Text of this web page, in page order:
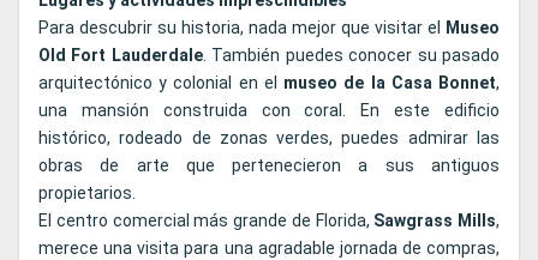
Para descubrir su historia, nada mejor que visitar el
Museo
Old Fort Lauderdale. También puedes conocer su pasado
arquitectónico y colonial en el museo de la Casa Bonnet,
una mansión construida con coral. En este edificio
histórico, rodeado de zonas verdes, puedes admirar las
obras de arte que pertenecieron a sus antiguos
propietarios.
El centro comercial más grande de Florida, Sawgrass Mills,
merece una visita para una agradable jornada de compras,